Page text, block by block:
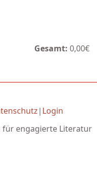
Gesamt: 0,00€
| Login
für engagierte Literatur